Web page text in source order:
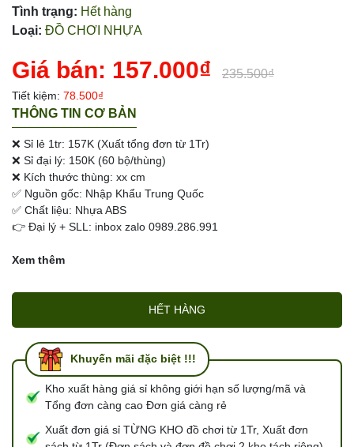
Tình trạng: Hết hàng
Loại: ĐỒ CHƠI NHỰA
Giá bán: 157.000₫ 235.500₫
Tiết kiệm: 78.500₫
THÔNG TIN CƠ BẢN
❌ Sỉ lẻ 1tr: 157K (Xuất tổng đơn từ 1Tr)
❌ Sỉ đại lý: 150K (60 bộ/thùng)
❌ Kích thước thùng: xx cm
✅ Nguồn gốc: Nhập Khẩu Trung Quốc
✅ Chất liệu: Nhựa ABS
👉 Đại lý + SLL: inbox zalo 0989.286.991
Xem thêm
HẾT HÀNG
Khuyến mãi đặc biệt !!!
Kho xuất hàng giá sỉ không giới hạn số lượng/mã và
Tổng đơn càng cao Đơn giá càng rẻ
Xuất đơn giá sỉ TỪNG KHO đồ chơi từ 1Tr, Xuất đơn